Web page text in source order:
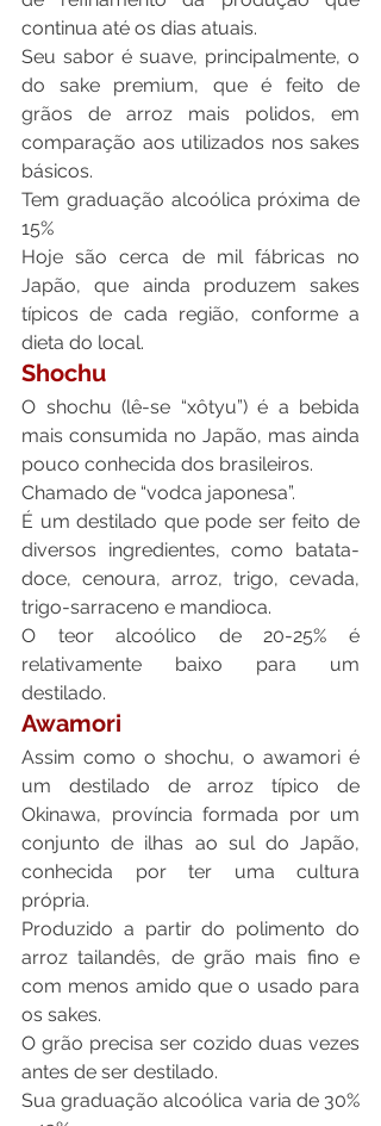
continua até os dias atuais.
Seu sabor é suave, principalmente, o
do sake premium, que é feito de
grãos de arroz mais polidos, em
comparação aos utilizados nos sakes
básicos.
Tem graduação alcoólica próxima de
15%
Hoje são cerca de mil fábricas no
Japão, que ainda produzem sakes
típicos de cada região, conforme a
dieta do local.
Shochu
O shochu (lê-se “xôtyu”) é a bebida
mais consumida no Japão, mas ainda
pouco conhecida dos brasileiros.
Chamado de “vodca japonesa”.
É um destilado que pode ser feito de
diversos ingredientes, como batata-
doce, cenoura, arroz, trigo, cevada,
trigo-sarraceno e mandioca.
O teor alcoólico de 20-25% é
relativamente baixo para um
destilado.
Awamori
Assim como o shochu, o awamori é
um destilado de arroz típico de
Okinawa, província formada por um
conjunto de ilhas ao sul do Japão,
conhecida por ter uma cultura
própria.
Produzido a partir do polimento do
arroz tailandês, de grão mais fino e
com menos amido que o usado para
os sakes.
O grão precisa ser cozido duas vezes
antes de ser destilado.
Sua graduação alcoólica varia de 30%